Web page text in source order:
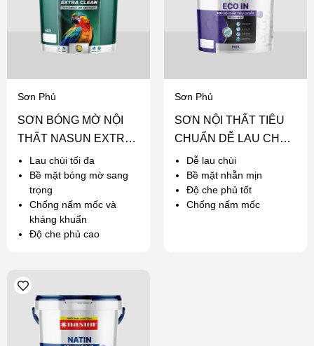
Sơn Phủ
SƠN BÓNG MỜ NỘI
THẤT NASUN EXTRA
CLEAN
Lau chùi tối đa
Bề mặt bóng mờ sang
trọng
Chống nấm mốc và
kháng khuẩn
Độ che phủ cao
Sơn Phủ
SƠN NỘI THẤT TIÊU
CHUẨN DỄ LAU CHÙI
NASUN ECO IN
Dễ lau chùi
Bề mặt nhẵn mịn
Độ che phủ tốt
Chống nấm mốc